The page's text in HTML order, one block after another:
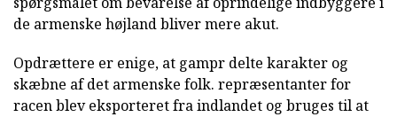
de armenske højland bliver mere akut.
Opdrættere er enige, at gampr delte karakter og
skæbne af det armenske folk. repræsentanter for
racen blev eksporteret fra indlandet og bruges til at